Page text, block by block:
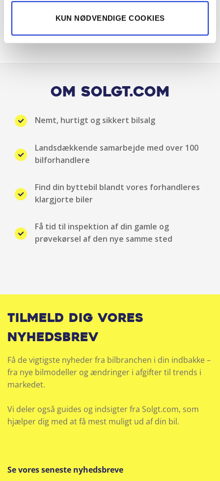
KUN NØDVENDIGE COOKIES
Regnsensor
Vejbaneassistent
Om Solgt.com
Nemt, hurtigt og sikkert bilsalg
Landsdækkende samarbejde med over 100
bilforhandlere
Find din byttebil blandt vores forhandleres
klargjorte biler
Få tid til inspektion af din gamle og
prøvekørsel af den nye samme sted
Tilmeld dig vores
nyhedsbrev
Få de vigtigste nyheder fra bilbranchen i din indbakke –
fra nye bilmodeller og ændringer i afgifter til trends i
markedet.
Vi deler også guides og indsigter fra Solgt.com, som
hjælper dig med at få mest muligt ud af din bil.
Se vores seneste nyhedsbreve